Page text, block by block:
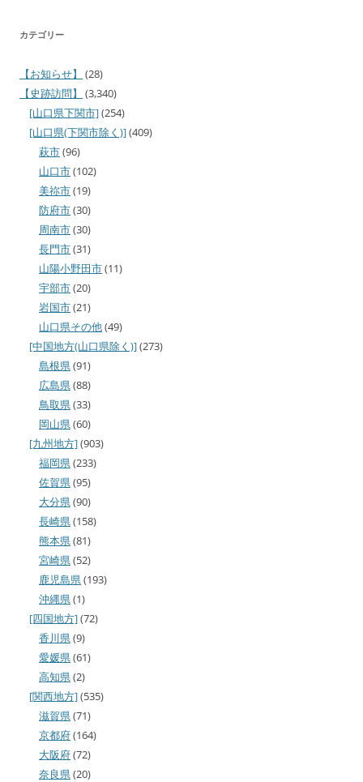
カテゴリー
【お知らせ】
(28)
【史跡訪問】
(3,340)
[山口県下関市](254)
[山口県(下関市除く)](409)
萩市(96)
山口市(102)
美祢市(19)
防府市(30)
周南市(30)
長門市(31)
山陽小野田市(11)
宇部市(20)
岩国市(21)
山口県その他(49)
[中国地方(山口県除く)](273)
島根県(91)
広島県(88)
鳥取県(33)
岡山県(60)
[九州地方](903)
福岡県(233)
佐賀県(95)
大分県(90)
長崎県(158)
熊本県(81)
宮崎県(52)
鹿児島県(193)
沖縄県(1)
[四国地方](72)
香川県(9)
愛媛県(61)
高知県(2)
[関西地方](535)
滋賀県(71)
京都府(164)
大阪府(72)
奈良県(20)